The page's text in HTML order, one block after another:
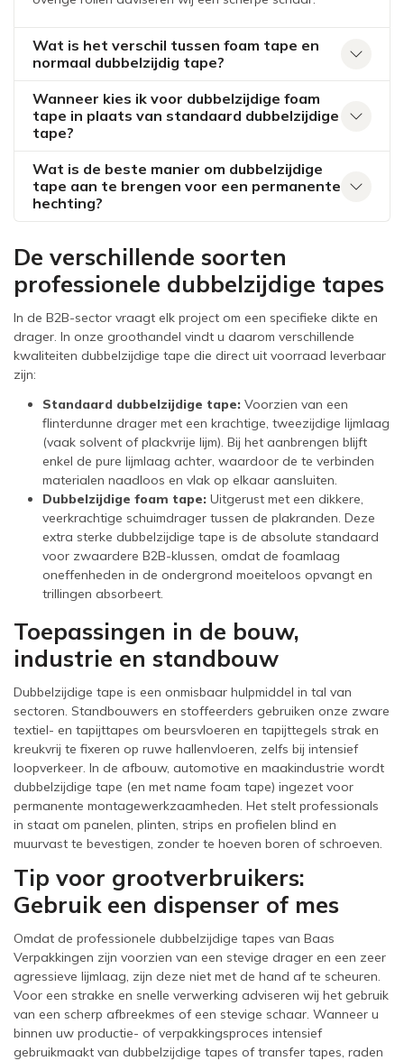
Wat is het verschil tussen foam tape en
normaal dubbelzijdig tape?
Wanneer kies ik voor dubbelzijdige foam
tape in plaats van standaard dubbelzijdige
tape?
Wat is de beste manier om dubbelzijdige
tape aan te brengen voor een permanente
hechting?
De verschillende soorten
professionele dubbelzijdige tapes
In de B2B-sector vraagt elk project om een specifieke dikte en
drager. In onze groothandel vindt u daarom verschillende
kwaliteiten dubbelzijdige tape die direct uit voorraad leverbaar
zijn:
Standaard dubbelzijdige tape: Voorzien van een
flinterdunne drager met een krachtige, tweezijdige lijmlaag
(vaak solvent of plackvrije lijm). Bij het aanbrengen blijft
enkel de pure lijmlaag achter, waardoor de te verbinden
materialen naadloos en vlak op elkaar aansluiten.
Dubbelzijdige foam tape: Uitgerust met een dikkere,
veerkrachtige schuimdrager tussen de plakranden. Deze
extra sterke dubbelzijdige tape is de absolute standaard
voor zwaardere B2B-klussen, omdat de foamlaag
oneffenheden in de ondergrond moeiteloos opvangt en
trillingen absorbeert.
Toepassingen in de bouw,
industrie en standbouw
Dubbelzijdige tape is een onmisbaar hulpmiddel in tal van
sectoren. Standbouwers en stoffeerders gebruiken onze zware
textiel- en tapijttapes om beursvloeren en tapijttegels strak en
kreukvrij te fixeren op ruwe hallenvloeren, zelfs bij intensief
loopverkeer. In de afbouw, automotive en maakindustrie wordt
dubbelzijdige tape (en met name foam tape) ingezet voor
permanente montagewerkzaamheden. Het stelt professionals
in staat om panelen, plinten, strips en profielen blind en
muurvast te bevestigen, zonder te hoeven boren of schroeven.
Tip voor grootverbruikers:
Gebruik een dispenser of mes
Omdat de professionele dubbelzijdige tapes van Baas
Verpakkingen zijn voorzien van een stevige drager en een zeer
agressieve lijmlaag, zijn deze niet met de hand af te scheuren.
Voor een strakke en snelle verwerking adviseren wij het gebruik
van een scherp afbreekmes of een stevige schaar. Wanneer u
binnen uw productie- of verpakkingsproces intensief
gebruikmaakt van dubbelzijdige tapes of transfer tapes, raden